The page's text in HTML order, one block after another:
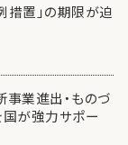
措置」の期限が迫
業進出・ものづ
国が強力サポー